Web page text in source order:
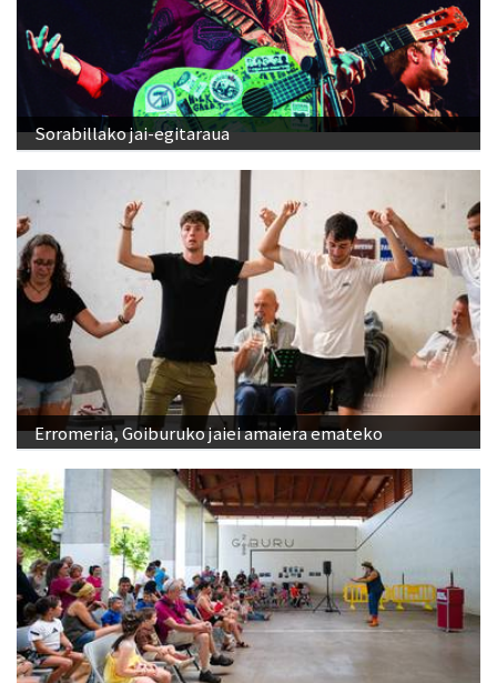
Sorabillako jai-egitaraua
Erromeria, Goiburuko jaiei amaiera emateko